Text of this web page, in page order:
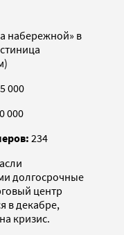
набережной» в
000
000
234
долгосрочные
центр
в декабре,
кризис.